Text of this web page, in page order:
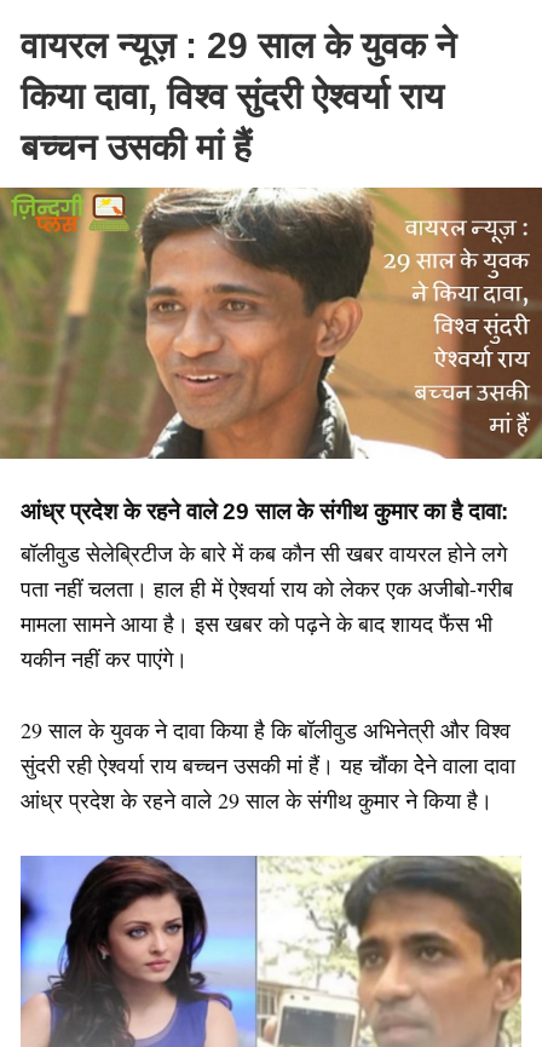
वायरल न्यूज़ : 29 साल के युवक ने
किया दावा, विश्व सुंदरी ऐश्वर्या राय
बच्चन उसकी मां हैं
आंध्र प्रदेश के रहने वाले 29 साल के संगीथ कुमार का है दावा:
बॉलीवुड सेलेब्रिटीज के बारे में कब कौन सी खबर वायरल होने लगे
पता नहीं चलता। हाल ही में ऐश्वर्या राय को लेकर एक अजीबो-गरीब
मामला सामने आया है। इस खबर को पढ़ने के बाद शायद फैंस भी
यकीन नहीं कर पाएंगे।
29 साल के युवक ने दावा किया है कि बॉलीवुड अभिनेत्री और विश्व
सुंदरी रही ऐश्वर्या राय बच्चन उसकी मां हैं। यह चौंका देेने वाला दावा
आंध्र प्रदेश के रहने वाले 29 साल के संगीथ कुमार ने किया है।